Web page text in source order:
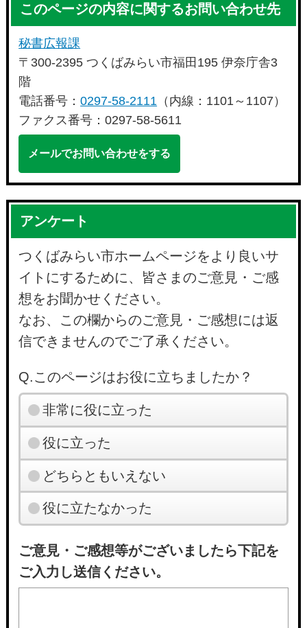
このページの内容に関するお問い合わせ先
秘書広報課
〒300-2395 つくばみらい市福田195 伊奈庁舎3
階
電話番号：0297-58-2111 （内線：1101～1107）
ファクス番号：0297-58-5611
メールでお問い合わせをする
アンケート
つくばみらい市ホームページをより良いサ
イトにするために、皆さまのご意見・ご感
想をお聞かせください。
なお、この欄からのご意見・ご感想には返
信できませんのでご了承ください。
Q.このページはお役に立ちましたか？
非常に役に立った
役に立った
どちらともいえない
役に立たなかった
ご意見・ご感想等がございましたら下記を
ご入力し送信ください。